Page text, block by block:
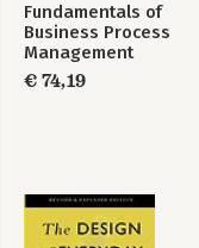
Fundamentals of
Business Process
Management
€ 74,19